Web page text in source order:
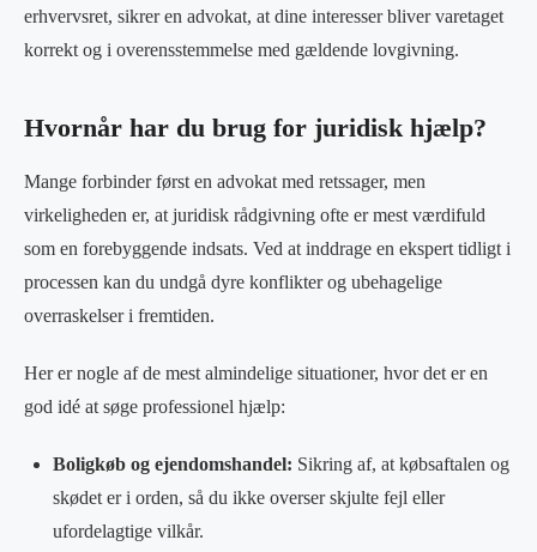
erhvervsret, sikrer en advokat, at dine interesser bliver varetaget
korrekt og i overensstemmelse med gældende lovgivning.
Hvornår har du brug for juridisk hjælp?
Mange forbinder først en advokat med retssager, men
virkeligheden er, at juridisk rådgivning ofte er mest værdifuld
som en forebyggende indsats. Ved at inddrage en ekspert tidligt i
processen kan du undgå dyre konflikter og ubehagelige
overraskelser i fremtiden.
Her er nogle af de mest almindelige situationer, hvor det er en
god idé at søge professionel hjælp:
Boligkøb og ejendomshandel: Sikring af, at købsaftalen og
skødet er i orden, så du ikke overser skjulte fejl eller
ufordelagtige vilkår.